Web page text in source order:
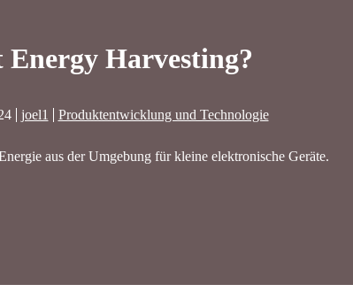
Energy Harvesting?
joel1 Produktentwicklung und Technologie
aus der Umgebung für kleine elektronische Geräte.